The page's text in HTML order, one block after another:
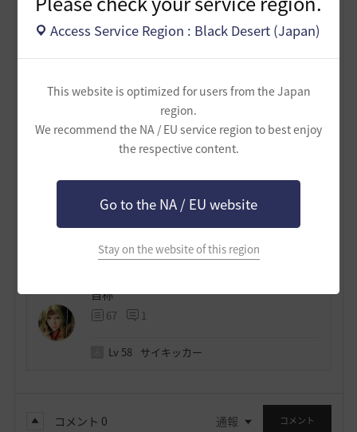
Access Service Region : Black Desert (Japan)
This website is optimized for users from the Japan
region.
We recommend the NA / EU service region to best enjoy
the respective content.
Go to the NA / EU website
Stay on the website of this region
り国際水準に近づいた。ただし、色調表現と視線の誘導
は確かに一枚の写真として成立している。
総評
燃える季節の中で、彼女だけが静かに時間を止めている
――その対比が、詩のような余韻を残す。
黒い砂漠の世界において、「季節を撮る」という試みの
といえる一枚である。
0
自称
67 1
Lv 58 サイキッカー
コメント 0 通報 コメント